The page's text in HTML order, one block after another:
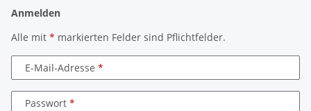
Anmelden
Alle mit * markierten Felder sind Pflichtfelder.
E-Mail-Adresse
Passwort